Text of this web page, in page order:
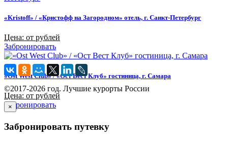
«Kristoff» / «Кристофф на Загородном» отель, г. Санкт-Петербург
Цена: от рублей
Забронировать
«Ost West Club» / «Ост Вест Клуб» гостиница, г. Самара
Цена: от рублей
Забронировать
©2017-2026 год. Лучшие курорты России
×
Забронировать путевку